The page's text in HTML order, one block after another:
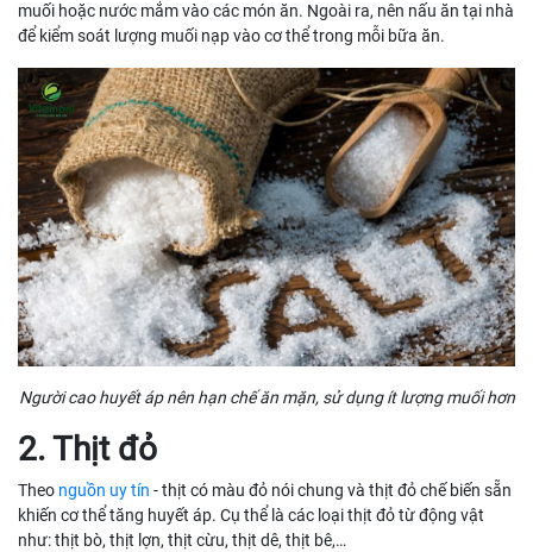
muối hoặc nước mắm vào các món ăn. Ngoài ra, nên nấu ăn tại nhà
để kiểm soát lượng muối nạp vào cơ thể trong mỗi bữa ăn.
Người cao huyết áp nên hạn chế ăn mặn, sử dụng ít lượng muối hơn
2. Thịt đỏ
Theo nguồn uy tín - thịt có màu đỏ nói chung và thịt đỏ chế biến sẵn
khiến cơ thể tăng huyết áp. Cụ thể là các loại thịt đỏ từ động vật
như: thịt bò, thịt lợn, thịt cừu, thịt dê, thịt bê,…